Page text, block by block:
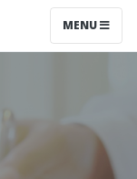
MENU